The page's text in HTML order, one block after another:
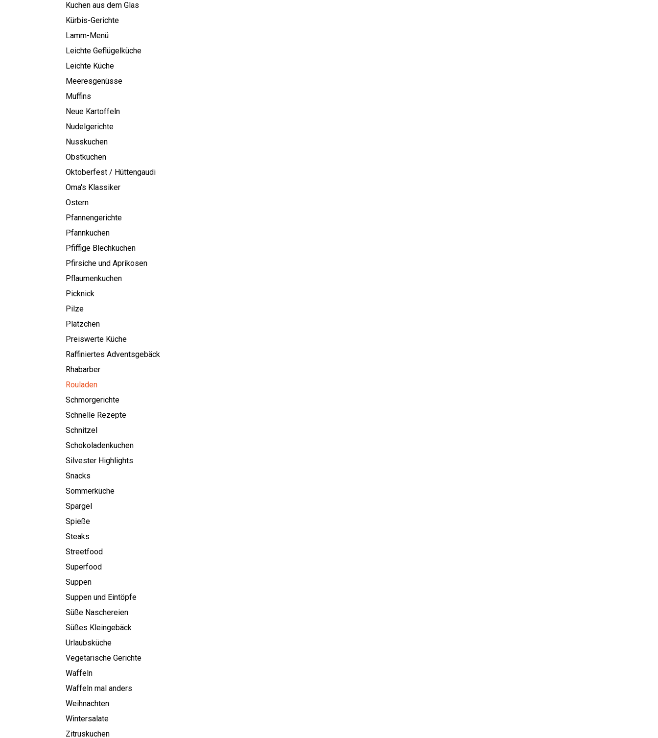
Kuchen aus dem Glas
Kürbis-Gerichte
Lamm-Menü
Leichte Geflügelküche
Leichte Küche
Meeresgenüsse
Muffins
Neue Kartoffeln
Nudelgerichte
Nusskuchen
Obstkuchen
Oktoberfest / Hüttengaudi
Oma's Klassiker
Ostern
Pfannengerichte
Pfannkuchen
Pfiffige Blechkuchen
Pfirsiche und Aprikosen
Pflaumenkuchen
Picknick
Pilze
Plätzchen
Preiswerte Küche
Raffiniertes Adventsgebäck
Rhabarber
Rouladen
Schmorgerichte
Schnelle Rezepte
Schnitzel
Schokoladenkuchen
Silvester Highlights
Snacks
Sommerküche
Spargel
Spieße
Steaks
Streetfood
Superfood
Suppen
Suppen und Eintöpfe
Süße Naschereien
Süßes Kleingebäck
Urlaubsküche
Vegetarische Gerichte
Waffeln
Waffeln mal anders
Weihnachten
Wintersalate
Zitruskuchen